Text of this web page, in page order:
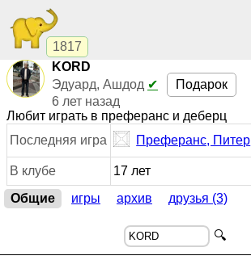
1817
KORD
Эдуард, Ашдод ✔
6 лет назад
Подарок
Любит играть в преферанс и деберц
Последняя игра
Преферанс, Питер
В клубе
17 лет
Общие
игры архив друзья (3)
🔍